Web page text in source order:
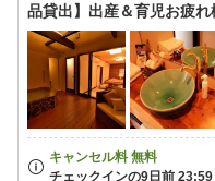
品貸出】出産＆育児お疲